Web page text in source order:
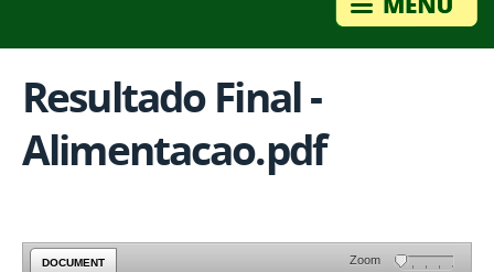
Resultado Final -
Alimentacao.pdf
DOCUMENT Zoom